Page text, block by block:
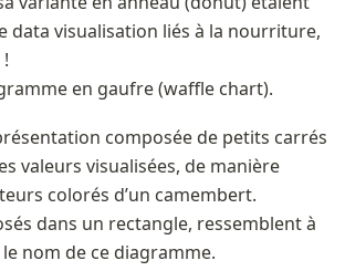
data visualisation liés à la nourriture,
en gaufre (waffle chart).
composée de petits carrés
valeurs visualisées, de manière
colorés d’un camembert.
dans un rectangle, ressemblent à
nom de ce diagramme.